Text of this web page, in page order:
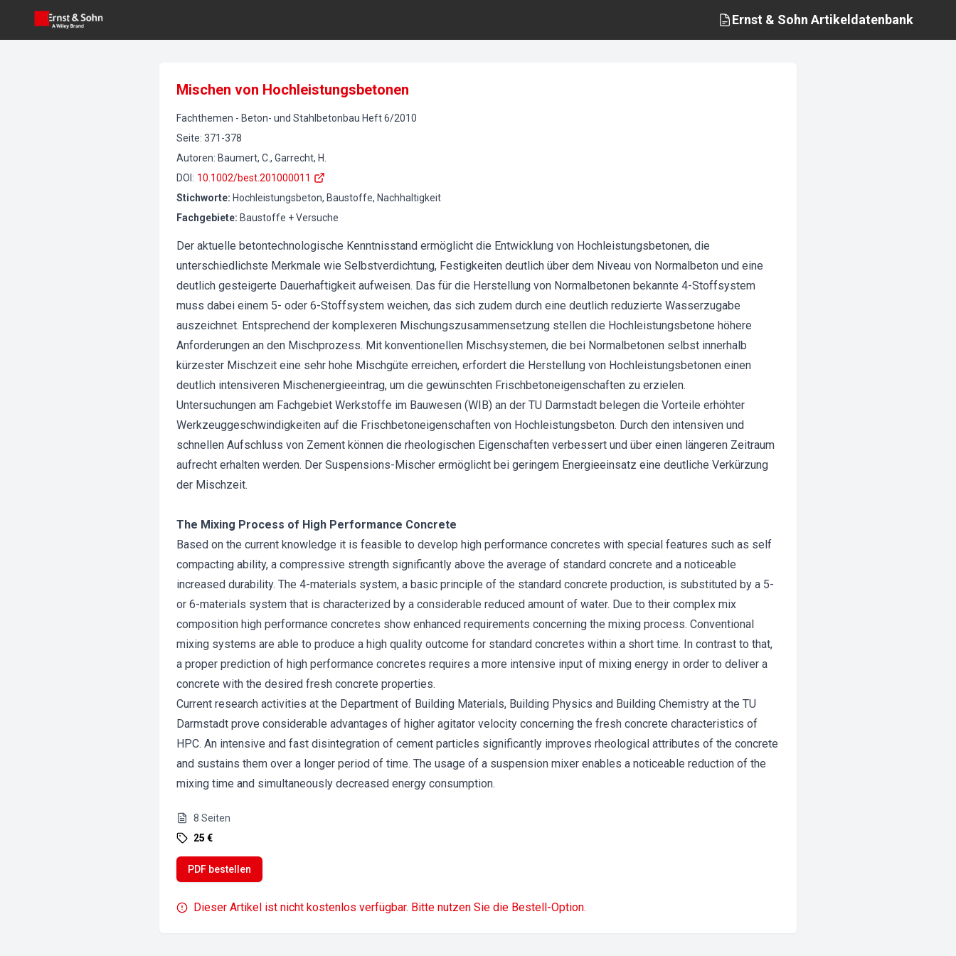
Ernst & Sohn Artikeldatenbank
Mischen von Hochleistungsbetonen
Fachthemen - Beton- und Stahlbetonbau Heft6/2010
Seite: 371-378
Autoren: Baumert, C., Garrecht, H.
DOI : 10.1002/best.201000011
Stichworte: Hochleistungsbeton, Baustoffe, Nachhaltigkeit
Fachgebiete: Baustoffe + Versuche
Der aktuelle betontechnologische Kenntnisstand ermöglicht die Entwicklung von Hochleistungsbetonen, die
unterschiedlichste Merkmale wie Selbstverdichtung, Festigkeiten deutlich über dem Niveau von Normalbeton und eine
deutlich gesteigerte Dauerhaftigkeit aufweisen. Das für die Herstellung von Normalbetonen bekannte 4-Stoffsystem
muss dabei einem 5- oder 6-Stoffsystem weichen, das sich zudem durch eine deutlich reduzierte Wasserzugabe
auszeichnet. Entsprechend der komplexeren Mischungszusammensetzung stellen die Hochleistungsbetone höhere
Anforderungen an den Mischprozess. Mit konventionellen Mischsystemen, die bei Normalbetonen selbst innerhalb
kürzester Mischzeit eine sehr hohe Mischgüte erreichen, erfordert die Herstellung von Hochleistungsbetonen einen
deutlich intensiveren Mischenergieeintrag, um die gewünschten Frischbetoneigenschaften zu erzielen.
Untersuchungen am Fachgebiet Werkstoffe im Bauwesen (WIB) an der TU Darmstadt belegen die Vorteile erhöhter
Werkzeuggeschwindigkeiten auf die Frischbetoneigenschaften von Hochleistungsbeton. Durch den intensiven und
schnellen Aufschluss von Zement können die rheologischen Eigenschaften verbessert und über einen längeren Zeitraum
aufrecht erhalten werden. Der Suspensions-Mischer ermöglicht bei geringem Energieeinsatz eine deutliche Verkürzung
der Mischzeit.
The Mixing Process of High Performance Concrete
Based on the current knowledge it is feasible to develop high performance concretes with special features such as self
compacting ability, a compressive strength significantly above the average of standard concrete and a noticeable
increased durability. The 4-materials system, a basic principle of the standard concrete production, is substituted by a 5-
or 6-materials system that is characterized by a considerable reduced amount of water. Due to their complex mix
composition high performance concretes show enhanced requirements concerning the mixing process. Conventional
mixing systems are able to produce a high quality outcome for standard concretes within a short time. In contrast to that,
a proper prediction of high performance concretes requires a more intensive input of mixing energy in order to deliver a
concrete with the desired fresh concrete properties.
Current research activities at the Department of Building Materials, Building Physics and Building Chemistry at the TU
Darmstadt prove considerable advantages of higher agitator velocity concerning the fresh concrete characteristics of
HPC. An intensive and fast disintegration of cement particles significantly improves rheological attributes of the concrete
and sustains them over a longer period of time. The usage of a suspension mixer enables a noticeable reduction of the
mixing time and simultaneously decreased energy consumption.
8 Seiten
25 €
PDF bestellen
Dieser Artikel ist nicht kostenlos verfügbar. Bitte nutzen Sie die Bestell-Option.